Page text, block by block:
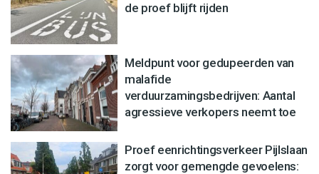
de proef blijft rijden
Meldpunt voor gedupeerden van
malafide
verduurzamingsbedrijven: Aantal
agressieve verkopers neemt toe
Proef eenrichtingsverkeer Pijlslaan
zorgt voor gemengde gevoelens: